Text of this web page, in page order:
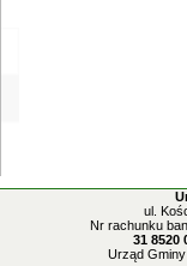
ul.
Nr rachunku
31 8520
Urząd